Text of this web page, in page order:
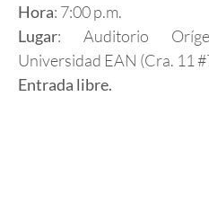
Hora: 7:00 p.m.
Lugar: Auditorio
Universidad EAN (Cra. 11
Entrada libre.